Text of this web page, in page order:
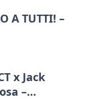
A TUTTI! –
x Jack
–